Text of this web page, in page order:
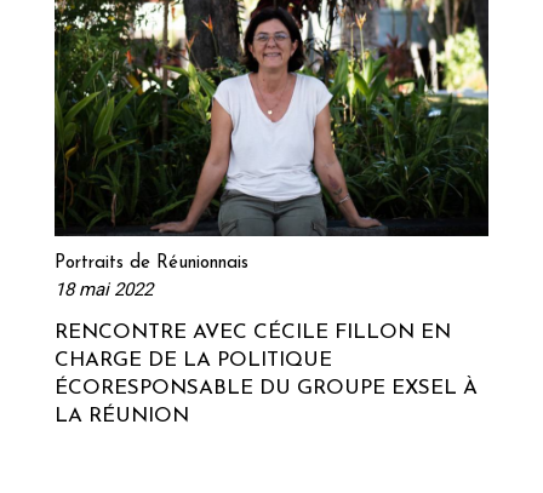
Lire la suite
Portraits de Réunionnais
18 mai 2022
RENCONTRE AVEC CÉCILE FILLON EN
CHARGE DE LA POLITIQUE
ÉCORESPONSABLE DU GROUPE EXSEL À
LA RÉUNION